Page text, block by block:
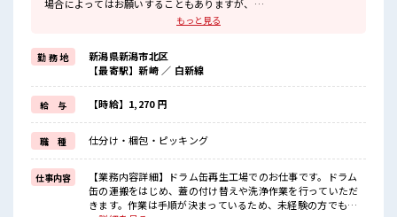
場合によってはお願いすることもありますが、
週末は家族や友人と一緒にプライベート満喫！
≪ヘアカラーOKで自由な雰囲気の職場≫
明るすぎたり奇抜でなければ基本的に自由！
(規定有)≪機能的な制服アリ≫
制服があるので、
毎日の服装の悩み解消♪
≪未経験の方も大カンゲイ≫
新しいことにチャレンジするのは不安だけど、
しっかり働く環境が整っています！
イチからスキルUP・ステップUP目指していきましょう！
■職場の雰囲気
もっと見る
勤 務 地
新潟県新潟市北区
【最寄駅】新崎 ／ 白新線
給 与 【時給】1,270 円
職 種 仕分け・梱包・ピッキング
仕事内容
【業務内容詳細】ドラム缶再生工場でのお仕事です。ドラム
缶の運搬をはじめ、蓋の付け替えや洗浄作業を行っていただ
きます。作業は手順が決まっているため、未経験の方でも安